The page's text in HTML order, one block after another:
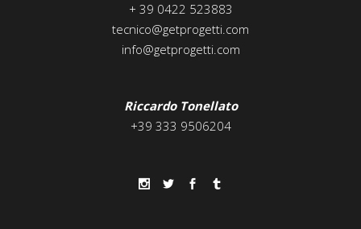
+ 39 0422 523883
tecnico@getprogetti.com
info@getprogetti.com
Riccardo Tonellato
+39 333 9506204